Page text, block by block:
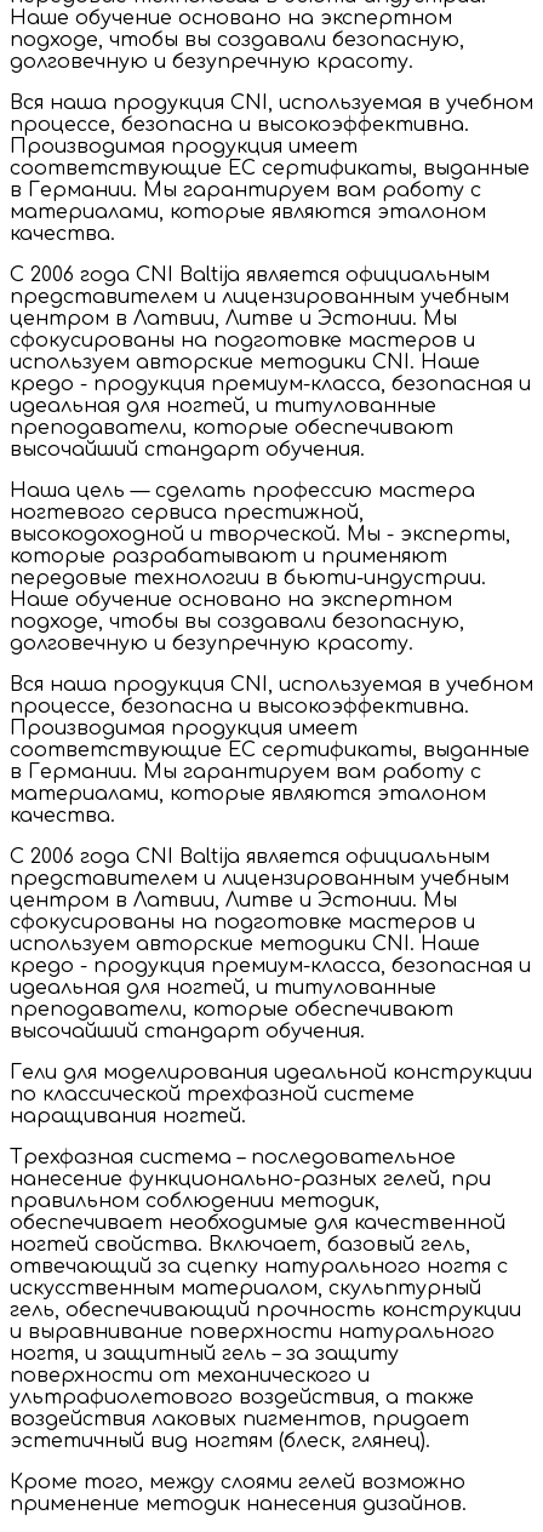
Наше обучение основано на экспертном
подходе, чтобы вы создавали безопасную,
долговечную и безупречную красоту.
Вся наша продукция CNI, используемая в учебном
процессе, безопасна и высокоэффективна.
Производимая продукция имеет
соответствующие ЕС сертификаты, выданные
в Германии. Мы гарантируем вам работу с
материалами, которые являются эталоном
качества.
С 2006 года CNI Baltija является официальным
представителем и лицензированным учебным
центром в Латвии, Литве и Эстонии. Мы
сфокусированы на подготовке мастеров и
используем авторские методики CNI. Наше
кредо - продукция премиум-класса, безопасная и
идеальная для ногтей, и титулованные
преподаватели, которые обеспечивают
высочайший стандарт обучения.
Наша цель — сделать профессию мастера
ногтевого сервиса престижной,
высокодоходной и творческой. Мы - эксперты,
которые разрабатывают и применяют
передовые технологии в бьюти-индустрии.
Наше обучение основано на экспертном
подходе, чтобы вы создавали безопасную,
долговечную и безупречную красоту.
Вся наша продукция CNI, используемая в учебном
процессе, безопасна и высокоэффективна.
Производимая продукция имеет
соответствующие ЕС сертификаты, выданные
в Германии. Мы гарантируем вам работу с
материалами, которые являются эталоном
качества.
С 2006 года CNI Baltija является официальным
представителем и лицензированным учебным
центром в Латвии, Литве и Эстонии. Мы
сфокусированы на подготовке мастеров и
используем авторские методики CNI. Наше
кредо - продукция премиум-класса, безопасная и
идеальная для ногтей, и титулованные
преподаватели, которые обеспечивают
высочайший стандарт обучения.
Гели для моделирования идеальной конструкции
по классической трехфазной системе
наращивания ногтей.
Трехфазная система – последовательное
нанесение функционально-разных гелей, при
правильном соблюдении методик,
обеспечивает необходимые для качественной
ногтей свойства. Включает, базовый гель,
отвечающий за сцепку натурального ногтя с
искусственным материалом, скульптурный
гель, обеспечивающий прочность конструкции
и выравнивание поверхности натурального
ногтя, и защитный гель – за защиту
поверхности от механического и
ультрафиолетового воздействия, а также
воздействия лаковых пигментов, придает
эстетичный вид ногтям (блеск, глянец).
Кроме того, между слоями гелей возможно
применение методик нанесения дизайнов.